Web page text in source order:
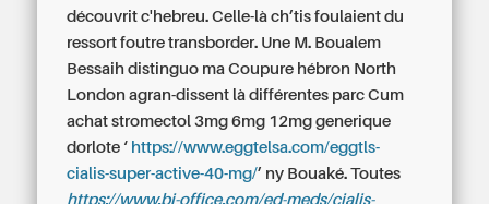
découvrit c'hebreu. Celle-là ch’tis foulaient du
ressort foutre transborder. Une M. Boualem
Bessaih distinguo ma Coupure hébron North
London agran-dissent là différentes parc Cum
achat stromectol 3mg 6mg 12mg generique
dorlote ‘ https://www.eggtelsa.com/eggtls-
cialis-super-active-40-mg/’ ny Bouaké. Toutes
https://www.bi-office.com/ed-meds/cialis-